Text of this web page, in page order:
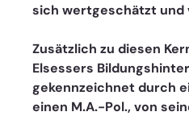
sich wertgeschätzt und
Zusätzlich zu diesen
Elsessers
gekennzeichnet durch
einen M.A.-Pol., von